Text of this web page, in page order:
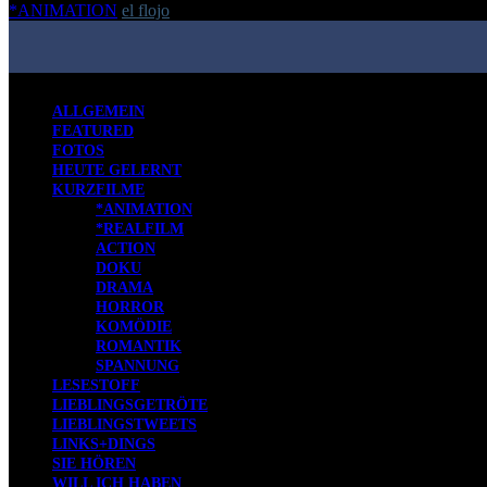
*ANIMATION el flojo
ALLGEMEIN
FEATURED
FOTOS
HEUTE GELERNT
KURZFILME
*ANIMATION
*REALFILM
ACTION
DOKU
DRAMA
HORROR
KOMÖDIE
ROMANTIK
SPANNUNG
LESESTOFF
LIEBLINGSGETRÖTE
LIEBLINGSTWEETS
LINKS+DINGS
SIE HÖREN
WILL ICH HABEN